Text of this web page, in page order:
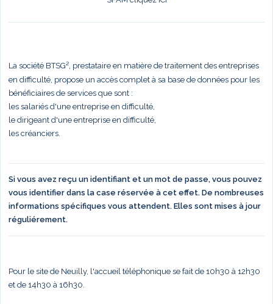
La société BTSG², prestataire en matière de traitement des entreprises
en difficulté, propose un accès complet à sa base de données pour les
bénéficiaires de services que sont :
les salariés d'une entreprise en difficulté,
le dirigeant d'une entreprise en difficulté,
les créanciers.
Si vous avez reçu un identifiant et un mot de passe, vous pouvez
vous identifier dans la case réservée à cet effet. De nombreuses
informations spécifiques vous attendent. Elles sont mises à jour
réguliérement.
Pour le site de Neuilly, l'accueil téléphonique se fait de 10h30 à 12h30
et de 14h30 à 16h30.